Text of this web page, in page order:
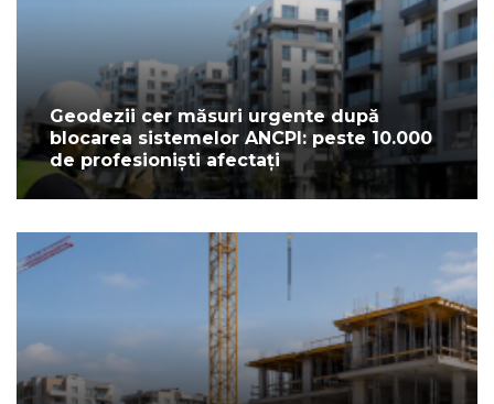
Geodezii cer măsuri urgente după
blocarea sistemelor ANCPI: peste 10.000
de profesioniști afectați